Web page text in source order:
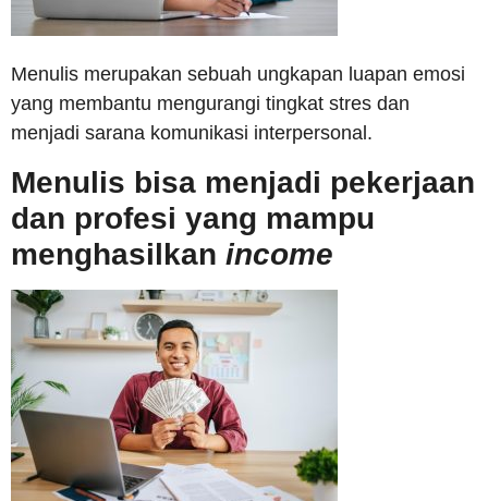
Menulis merupakan sebuah ungkapan luapan emosi
yang membantu mengurangi tingkat stres dan
menjadi sarana komunikasi interpersonal.
Menulis bisa menjadi pekerjaan
dan profesi yang mampu
menghasilkan income